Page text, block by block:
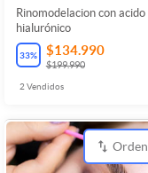
Rinomodelacion con acido
hialurónico
33% $134.990
$199.990
2 Vendidos
Orden